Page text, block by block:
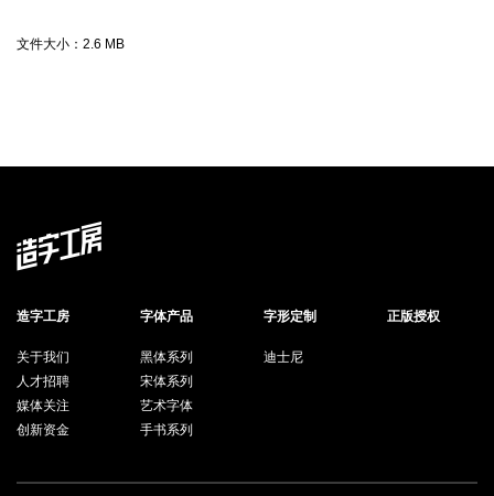
文件大小： 2.6 MB
造字工房
关于我们
人才招聘
媒体关注
创新资金
字体产品
黑体系列
宋体系列
艺术字体
手书系列
字形定制
迪士尼
正版授权